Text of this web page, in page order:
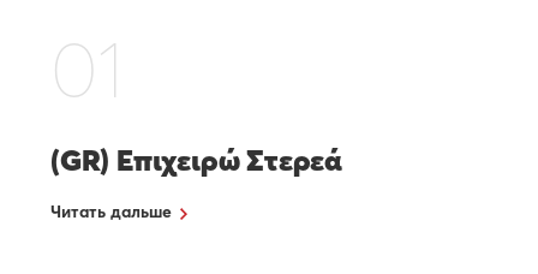
01
(GR) Επιχειρώ Στερεά
Читать дальше